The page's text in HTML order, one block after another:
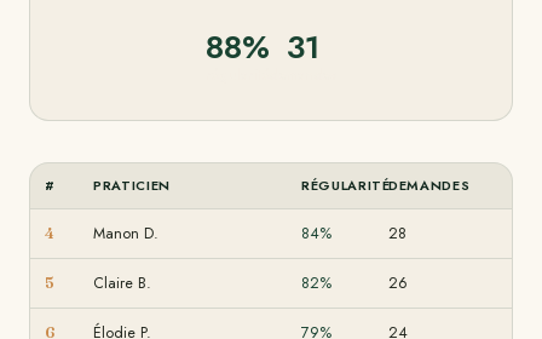
88% 31
# PRATICIEN RÉGULARITÉDEMANDES
4 Manon D. 84% 28
5 Claire B. 82% 26
6 Élodie P. 79% 24